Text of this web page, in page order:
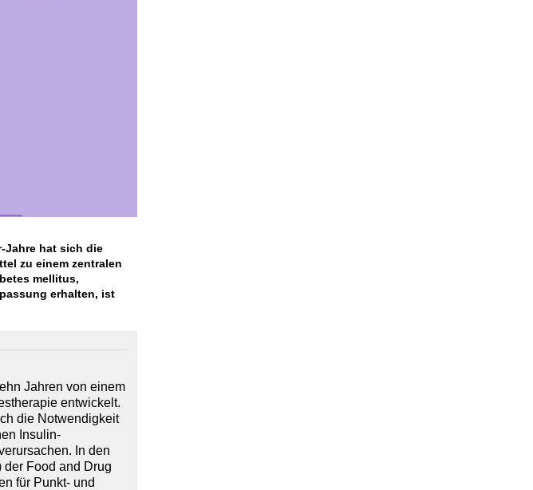
Jahre hat sich die
zu einem zentralen
mellitus,
erhalten, ist
Jahren von einem
entwickelt.
die Notwendigkeit
Insulin-
In den
der Food and Drug
für Punkt- und